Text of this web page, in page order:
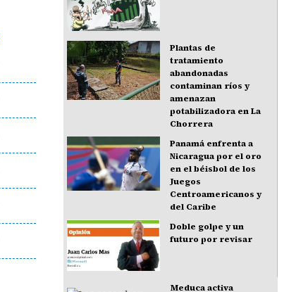
Plantas de
tratamiento
abandonadas
contaminan ríos y
amenazan
potabilizadora en La
Chorrera
Panamá enfrenta a
Nicaragua por el oro
en el béisbol de los
Juegos
Centroamericanos y
del Caribe
Doble golpe y un
futuro por revisar
Meduca activa